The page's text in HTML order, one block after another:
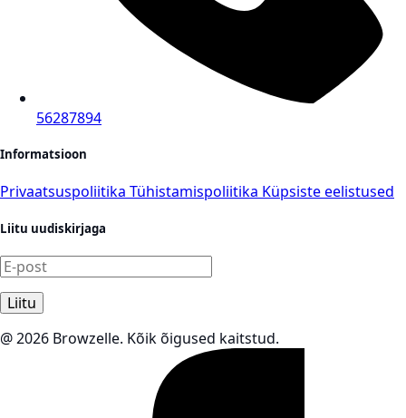
56287894
Informatsioon
Privaatsuspoliitika Tühistamispoliitika Küpsiste eelistused
Liitu uudiskirjaga
Liitu
@ 2026 Browzelle. Kõik õigused kaitstud.